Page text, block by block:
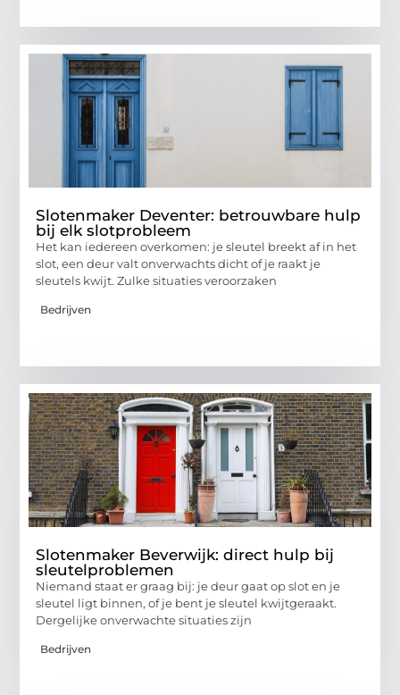
Slotenmaker Deventer: betrouwbare hulp
bij elk slotprobleem
Het kan iedereen overkomen: je sleutel breekt af in het
slot, een deur valt onverwachts dicht of je raakt je
sleutels kwijt. Zulke situaties veroorzaken
Bedrijven
Slotenmaker Beverwijk: direct hulp bij
sleutelproblemen
Niemand staat er graag bij: je deur gaat op slot en je
sleutel ligt binnen, of je bent je sleutel kwijtgeraakt.
Dergelijke onverwachte situaties zijn
Bedrijven